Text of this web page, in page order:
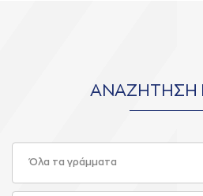
ΑΝΑΖΗΤΗΣΗ
Όλα τα γράμματα